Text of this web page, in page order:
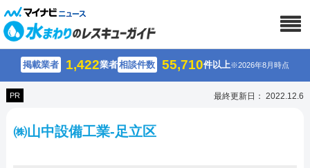
掲載業者 1,422業者相談件数 55,710件以上※2026年8月時点
PR 最終更新日： 2022.12.6
㈱山中設備工業-足立区